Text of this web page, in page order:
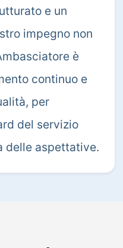
e un
impegno non
è
continuo e
per
del servizio
delle aspettative.